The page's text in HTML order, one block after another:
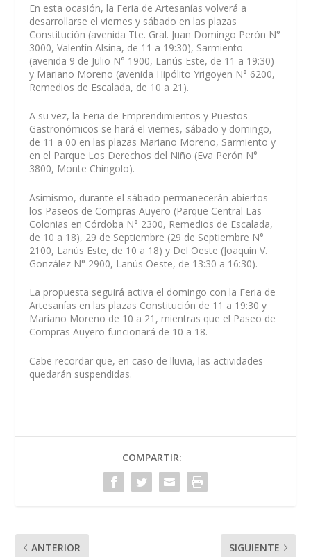
En esta ocasión, la Feria de Artesanías volverá a
desarrollarse el viernes y sábado en las plazas
Constitución (avenida Tte. Gral. Juan Domingo Perón N°
3000, Valentín Alsina, de 11 a 19:30), Sarmiento
(avenida 9 de Julio N° 1900, Lanús Este, de 11 a 19:30)
y Mariano Moreno (avenida Hipólito Yrigoyen N° 6200,
Remedios de Escalada, de 10 a 21).
A su vez, la Feria de Emprendimientos y Puestos
Gastronómicos se hará el viernes, sábado y domingo,
de 11 a 00 en las plazas Mariano Moreno, Sarmiento y
en el Parque Los Derechos del Niño (Eva Perón N°
3800, Monte Chingolo).
Asimismo, durante el sábado permanecerán abiertos
los Paseos de Compras Auyero (Parque Central Las
Colonias en Córdoba N° 2300, Remedios de Escalada,
de 10 a 18), 29 de Septiembre (29 de Septiembre N°
2100, Lanús Este, de 10 a 18) y Del Oeste (Joaquín V.
González N° 2900, Lanús Oeste, de 13:30 a 16:30).
La propuesta seguirá activa el domingo con la Feria de
Artesanías en las plazas Constitución de 11 a 19:30 y
Mariano Moreno de 10 a 21, mientras que el Paseo de
Compras Auyero funcionará de 10 a 18.
Cabe recordar que, en caso de lluvia, las actividades
quedarán suspendidas.
COMPARTIR:
ANTERIOR SIGUIENTE